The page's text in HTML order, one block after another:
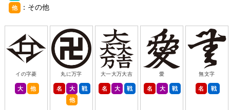
他 ：その他
イの字菱
大 他
丸に万字
名 大
戦
他
大一大万大吉
名 大 戦
愛
名 大 戦
無文字
名 戦